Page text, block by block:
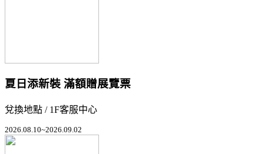
夏日添新裝 滿額贈展覽票
兌換地點 / 1F客服中心
2026.08.10~2026.09.02